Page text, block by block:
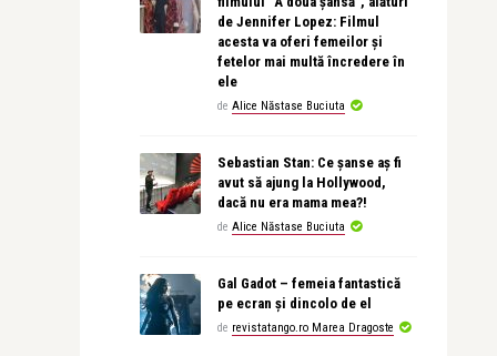
de Jennifer Lopez: Filmul
acesta va oferi femeilor și
fetelor mai multă încredere în
ele
de Alice Năstase Buciuta
Sebastian Stan: Ce șanse aș fi
avut să ajung la Hollywood,
dacă nu era mama mea?!
de Alice Năstase Buciuta
Gal Gadot – femeia fantastică
pe ecran și dincolo de el
de revistatango.ro Marea Dragoste